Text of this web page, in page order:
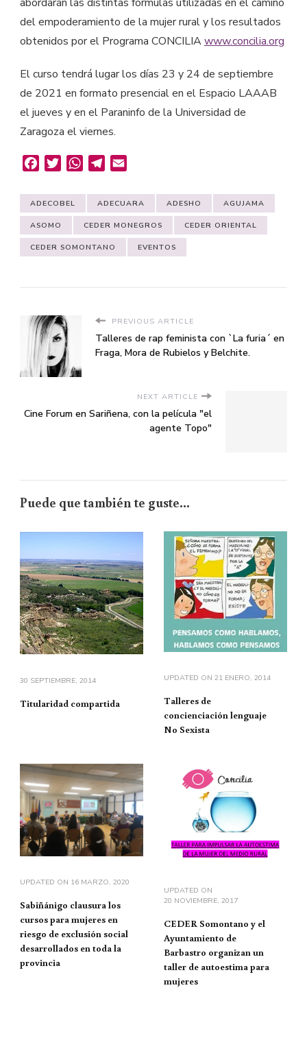
del empoderamiento de la mujer rural y los resultados
obtenidos por el Programa CONCILIAwww.concilia.org
El curso tendrá lugar los días 23 y 24 de septiembre
de 2021 en formato presencial en el Espacio LAAAB
el jueves y en el Paraninfo de la Universidad de
Zaragoza el viernes.
FacebookTwitterWhatsAppTelegram
ADECOBEL ADECUARA ADESHO AGUJAMA
ASOMO CEDER MONEGROS CEDER ORIENTAL
CEDER SOMONTANO EVENTOS
PREVIOUS ARTICLE
Talleres de rap feminista con `La furia´ en
Fraga, Mora de Rubielos y Belchite.
NEXT ARTICLE
Cine Forum en Sariñena, con la película "el
agente Topo"
Puede que también te guste...
30 SEPTIEMBRE, 2014
Titularidad compartida
UPDATED ON 21 ENERO, 2014
Talleres de
concienciación lenguaje
No Sexista
UPDATED ON 16 MARZO, 2020
Sabiñánigo clausura los
cursos para mujeres en
riesgo de exclusión social
desarrollados en toda la
provincia
UPDATED ON
20 NOVIEMBRE, 2017
CEDER Somontano y el
Ayuntamiento de
Barbastro organizan un
taller de autoestima para
mujeres